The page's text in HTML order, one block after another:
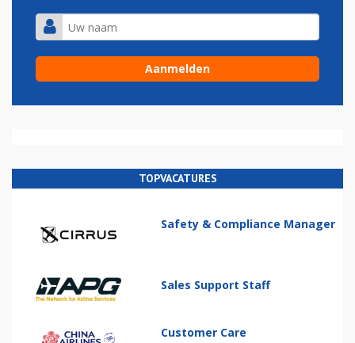
TOPVACATURES
Safety & Compliance Manager
Sales Support Staff
Customer Care